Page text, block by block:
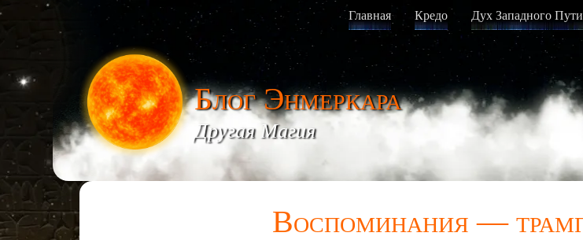
Главная Кредо Дух Западного Пути
Блог Энмеркара
Другая Магия
Воспоминания —